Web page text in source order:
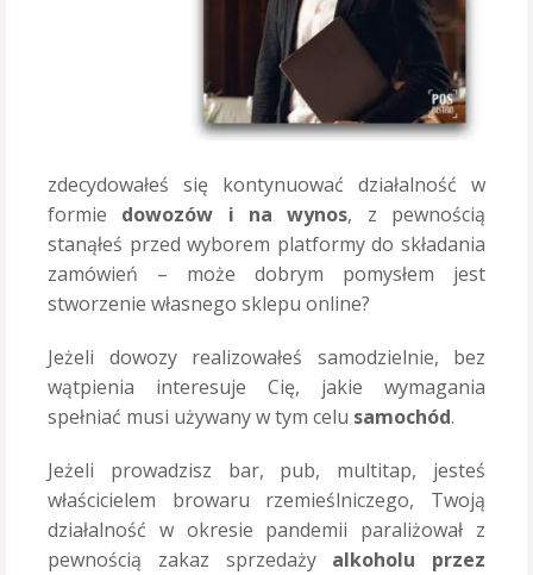
zdecydowałeś się kontynuować działalność w
formie dowozów i na wynos, z pewnością
stanąłeś przed wyborem platformy do składania
zamówień – może dobrym pomysłem jest
stworzenie własnego sklepu online?
Jeżeli dowozy realizowałeś samodzielnie, bez
wątpienia interesuje Cię, jakie wymagania
spełniać musi używany w tym celu samochód.
Jeżeli prowadzisz bar, pub, multitap, jesteś
właścicielem browaru rzemieślniczego, Twoją
działalność w okresie pandemii paraliżował z
pewnością zakaz sprzedaży alkoholu przez